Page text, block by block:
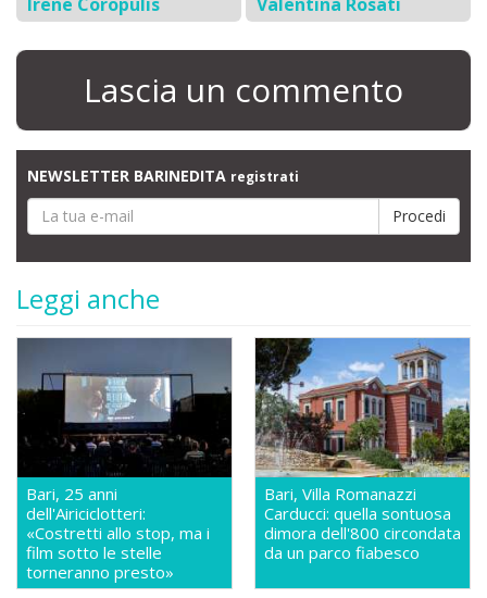
Lascia un commento
NEWSLETTER BARINEDITA registrati
Leggi anche
Bari, 25 anni
dell'Airiciclotteri:
«Costretti allo stop, ma i
film sotto le stelle
torneranno presto»
Bari, Villa Romanazzi
Carducci: quella sontuosa
dimora dell'800 circondata
da un parco fiabesco